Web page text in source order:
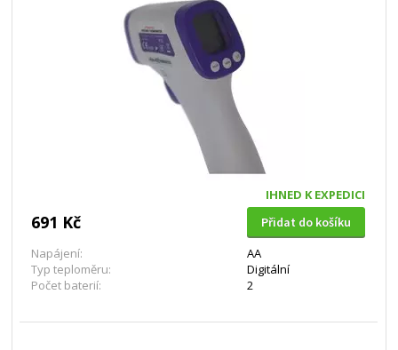
IHNED K EXPEDICI
691 Kč
Přidat do košíku
Napájení:
AA
Typ teploměru:
Digitální
Počet baterií:
2